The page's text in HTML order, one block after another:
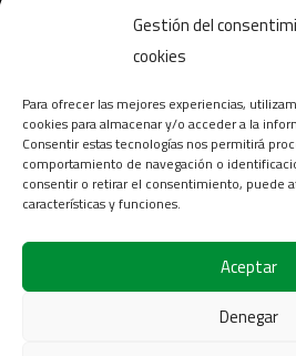
Gestión del
cookies
Para ofrecer las mejores experiencias,
cookies para almacenar y/o acceder a la
Consentir estas tecnologías nos permitirá
comportamiento de navegación o
consentir o retirar el consentimiento, puede
características y funciones.
Aceptar
Denegar
Descargar
Contacto
Login
Síganos en